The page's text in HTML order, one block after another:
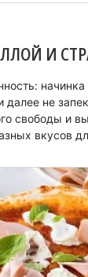
И
не
свободы и
вкусов